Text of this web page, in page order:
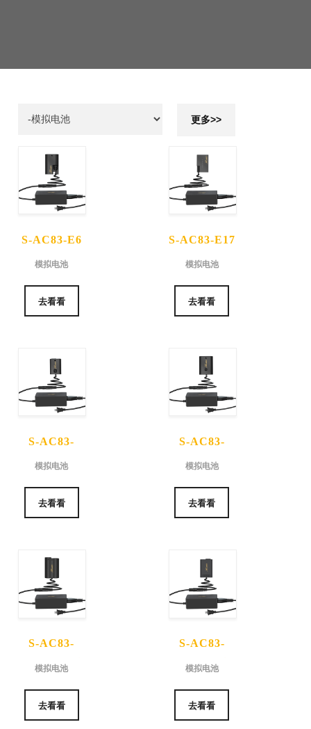
更多>>
S-AC83-E6
模拟电池
模拟电池
去看看
S-AC83-E17
模拟电池
模拟电池
去看看
S-AC83-
FW50 模拟
模拟电池
去看看
S-AC83-
FZ100 模拟
模拟电池
去看看
S-AC83-
EL15C 模拟
模拟电池
去看看
S-AC83-
EL25 模拟
模拟电池
去看看